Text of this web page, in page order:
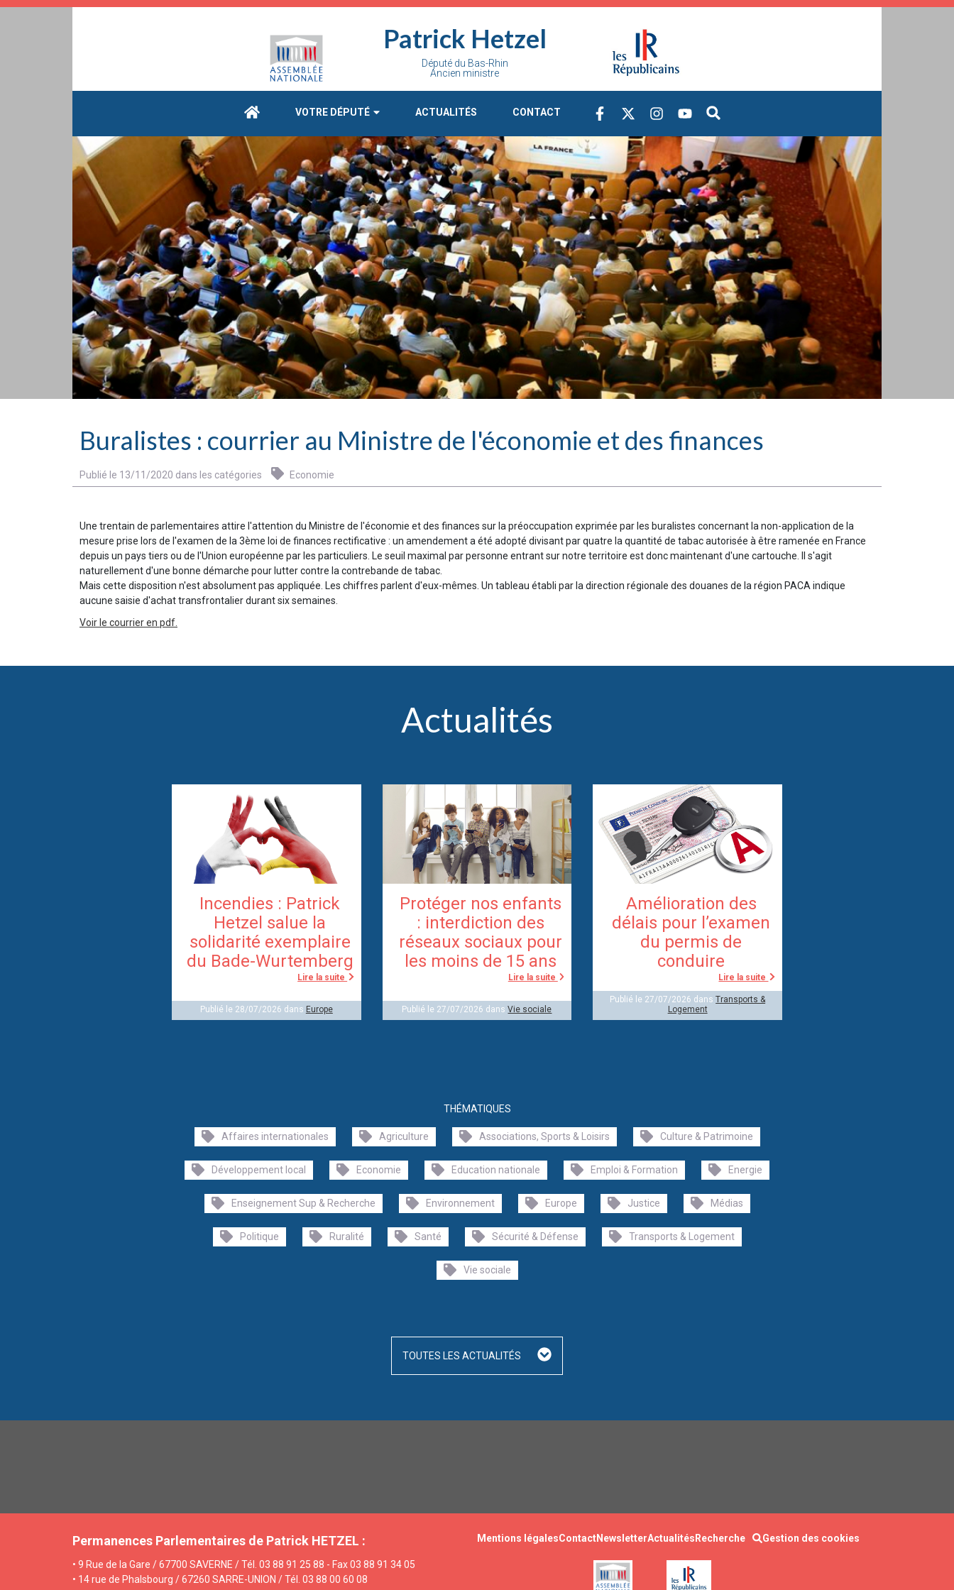
Patrick Hetzel
Député du Bas-Rhin
Ancien ministre
VOTRE DÉPUTÉ ACTUALITÉS CONTACT
Buralistes : courrier au Ministre de l'économie et des finances
Publié le 13/11/2020 dans les catégories Economie
Une trentain de parlementaires attire l'attention du Ministre de l'économie et des finances sur la préoccupation exprimée par les buralistes concernant la non-application de la
mesure prise lors de l'examen de la 3ème loi de finances rectificative : un amendement a été adopté divisant par quatre la quantité de tabac autorisée à être ramenée en France
depuis un pays tiers ou de l'Union européenne par les particuliers. Le seuil maximal par personne entrant sur notre territoire est donc maintenant d'une cartouche. Il s'agit
naturellement d'une bonne démarche pour lutter contre la contrebande de tabac.
Mais cette disposition n'est absolument pas appliquée. Les chiffres parlent d'eux-mêmes. Un tableau établi par la direction régionale des douanes de la région PACA indique
aucune saisie d'achat transfrontalier durant six semaines.
Voir le courrier en pdf.
Actualités
Incendies : Patrick
Hetzel salue la
solidarité exemplaire
du Bade-Wurtemberg
Lire la suite
Publié le 28/07/2026 dans Europe
Protéger nos enfants
: interdiction des
réseaux sociaux pour
les moins de 15 ans
Lire la suite
Publié le 27/07/2026 dansVie sociale
Amélioration des
délais pour l’examen
du permis de
conduire
Lire la suite
Publié le 27/07/2026 dansTransports &
Logement
THÉMATIQUES
Affaires internationales Agriculture Associations, Sports & Loisirs Culture & Patrimoine
Développement local Economie Education nationale Emploi & Formation Energie
Enseignement Sup & Recherche Environnement Europe Justice Médias
Politique Ruralité Santé Sécurité & Défense Transports & Logement
Vie sociale
TOUTES LES ACTUALITÉS
Permanences Parlementaires de Patrick HETZEL :
• 9 Rue de la Gare / 67700 SAVERNE / Tél. 03 88 91 25 88 - Fax 03 88 91 34 05
• 14 rue de Phalsbourg / 67260 SARRE-UNION / Tél. 03 88 00 60 08
Mentions légalesContactNewsletterActualités Recherche Gestion des cookies
Cookies management panel